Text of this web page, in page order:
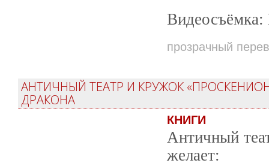
прозрачный
АНТИЧНЫЙ ТЕАТР И КРУЖОК
ДРАКОНА
КНИГИ
Античный
желает: